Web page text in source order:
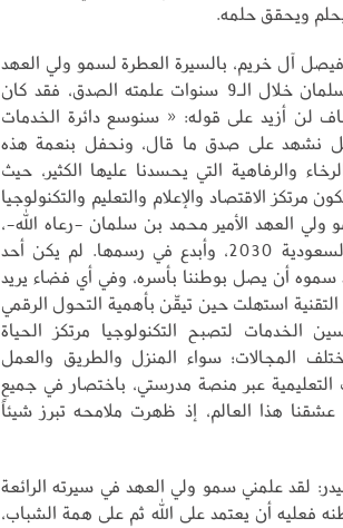
ويحقق حلمه.
آل خريم، بالسيرة العطرة لسمو ولي العهد
بقوله: إن سيرة الأمير محمد بن سلمان خلال الـ9 سنوات علمته الصدق، فقد كان
لن أزيد على قوله: « سنوسع دائرة الخدمات
نشهد على صدق ما قال، ونحفل بنعمة هذه
والرفاهية التي يحسدنا عليها الكثير، حيث
مرتكز الاقتصاد والإعلام والتعليم والتكنولوجيا
ولي العهد الأمير محمد بن سلمان -رعاه الله-،
التي أعد لها منذ تدشين الرؤية السعودية 2030، وأبدع في رسمها. لم يكن أحد
سموه أن يصل بوطننا بأسره، وفي أي فضاء يريد
استهلت حين تيقّن بأهمية التحول الرقمي
الخدمات لتصبح التكنولوجيا مرتكز الحياة
المجالات؛ سواء المنزل والطريق والعمل
عبر منصة مدرستي، باختصار في جميع
هذا العالم، إذ ظهرت ملامحه تبرز شيئاً
لقد علمني سمو ولي العهد في سيرته الرائعة
فعليه أن يعتمد على الله ثم على همة الشباب،